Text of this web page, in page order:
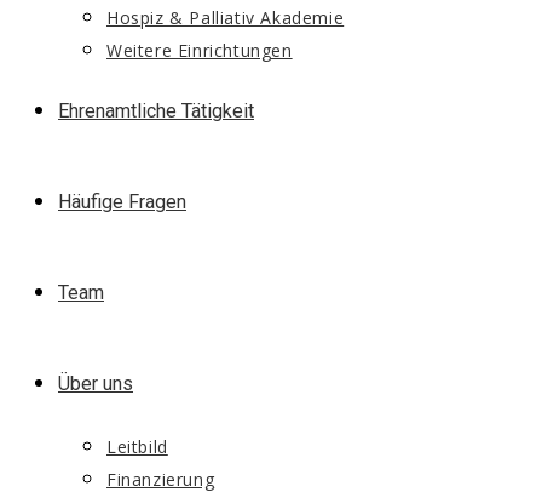
Hospiz & Palliativ Akademie
Weitere Einrichtungen
Ehrenamtliche Tätigkeit
Häufige Fragen
Team
Über uns
Leitbild
Finanzierung